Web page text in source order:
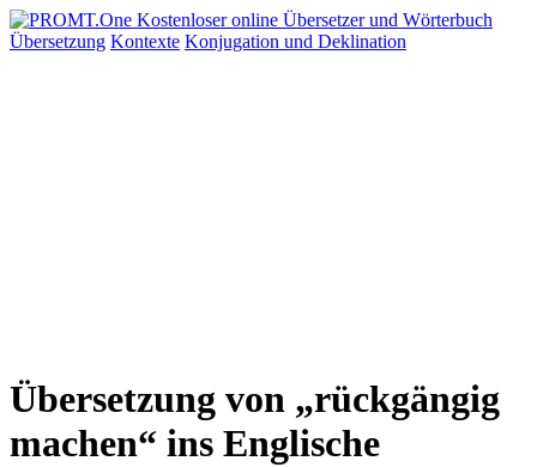
Übersetzung Kontexte Konjugation und Deklination
Übersetzung von „rückgängig
machen“ ins Englische